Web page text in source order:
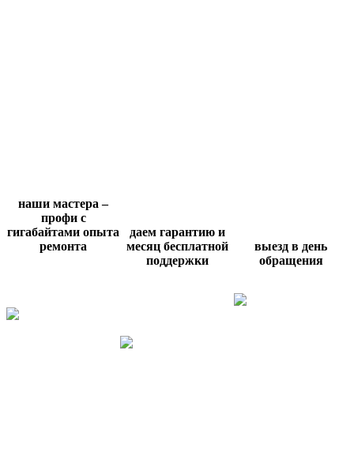
наши мастера –
профи с
гигабайтами опыта
ремонта
даем гарантию и
месяц бесплатной
поддержки
выезд в день
обращения